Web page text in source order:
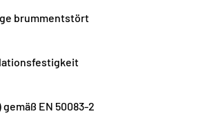
brummentstört
gemäß EN 50083-2